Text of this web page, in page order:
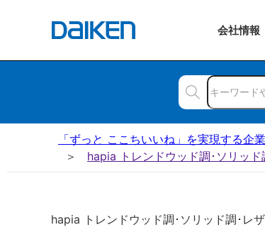
会社情報
「ずっと ここちいいね」を実現する企
hapia トレンドウッド調･ソリッ
hapia トレンドウッド調･ソリッド調･レ